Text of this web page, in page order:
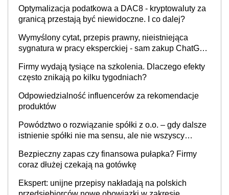
Optymalizacja podatkowa a DAC8 - kryptowaluty za
granicą przestają być niewidoczne. I co dalej?
Wymyślony cytat, przepis prawny, nieistniejąca
sygnatura w pracy eksperckiej - sam zakup ChatGPT
Firmy wydają tysiące na szkolenia. Dlaczego efekty
często znikają po kilku tygodniach?
Odpowiedzialność influencerów za rekomendacje
produktów
Powództwo o rozwiązanie spółki z o.o. – gdy dalsze
istnienie spółki nie ma sensu, ale nie wszyscy
Bezpieczny zapas czy finansowa pułapka? Firmy
coraz dłużej czekają na gotówkę
Ekspert: unijne przepisy nakładają na polskich